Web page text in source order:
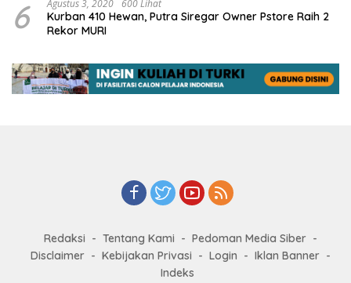
6 Agustus 3, 2020 600 Lihat
Kurban 410 Hewan, Putra Siregar Owner Pstore Raih 2
Rekor MURI
Redaksi Tentang Kami
Pedoman Media Siber
Disclaimer
Kebijakan Privasi Login
Iklan Banner
Indeks